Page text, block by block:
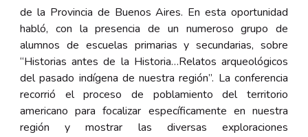
de la Provincia de Buenos Aires. En esta oportunidad
habló, con la presencia de un numeroso grupo de
alumnos de escuelas primarias y secundarias, sobre
“Historias antes de la Historia…Relatos arqueológicos
del pasado indígena de nuestra región”. La conferencia
recorrió el proceso de poblamiento del territorio
americano para focalizar específicamente en nuestra
región y mostrar las diversas exploraciones